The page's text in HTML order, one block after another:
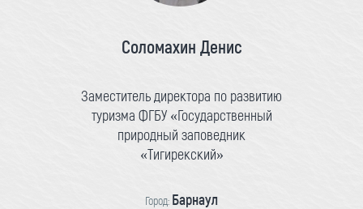
Соломахин Денис
Заместитель директора по развитию
туризма ФГБУ «Государственный
природный заповедник
«Тигирекский»
Город: Барнаул